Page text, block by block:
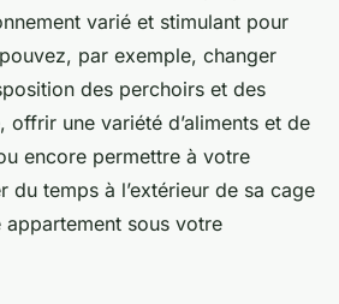
varié et stimulant pour
par exemple, changer
des perchoirs et des
offrir une variété d’aliments et de
encore permettre à votre
du temps à l’extérieur de sa cage
sous votre